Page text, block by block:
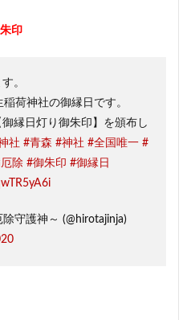
印
。
荷神社の御縁日です。
縁日灯り御朱印】を頒布し
社 #青森 #神社 #全国唯一 #
除 #御朱印 #御縁日
守護神～ (@hirotajinja)